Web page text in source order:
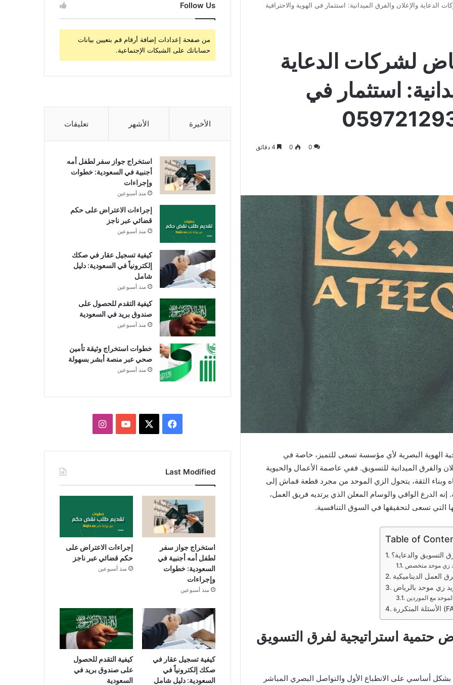
الدعاية والإعلان والفرق الميدانية: استثمار في الهوية والاحترافية
لشركات الدعاية
استثمار في
0
0
الهوية البصرية لأي مؤسسة تسعى للتميز، خاصة في
والفرق الميدانية للتسويق. ففي عاصمة الأعمال والحيوية
وبناء الثقة، يتحول الزي الموحد من مجرد قطعة قماش إلى
إنه الدرع الواقي والوسام المعلن الذي يرتديه فريق العمل،
التي تسعى لتحقيقها في السوق التنافسية.
Table of
التسويق والدعاية؟
زي موحد متخصص
العمل الديناميكية
زي موحد بالرياض
مع الموردين
حتمية استراتيجية لفرق التسويق
بشكل أساسي على الانطباع الأول والتواصل البصري المباشر
Follow Us
من صفحة إعدادات إضافة أرقام قم بتعيين بيانات
حساباتك على الشبكات الإجتماعية.
الأخيرة الأشهر تعليقات
استخراج جواز سفر لطفل أمه
أجنبية في السعودية: خطوات
وإجراءات
منذ أسبوعين
إجراءات الاعتراض على حكم
قضائي عبر ناجز
منذ أسبوعين
كيفية تسجيل عقار في صكك
إلكترونياً في السعودية: دليل
شامل
منذ أسبوعين
كيفية التقدم للحصول على
صندوق بريد في السعودية
منذ أسبوعين
خطوات استخراج وثيقة تأمين
صحي عبر منصة أبشر بسهولة
منذ أسبوعين
فيسبوك يوتيوبانستقرام
Last Modified
استخراج جواز سفر
لطفل أمه أجنبية في
السعودية: خطوات
وإجراءات
منذ أسبوعين
إجراءات الاعتراض على
حكم قضائي عبر ناجز
منذ أسبوعين
كيفية تسجيل عقار في
صكك إلكترونياً في
السعودية: دليل شامل
كيفية التقدم للحصول
على صندوق بريد في
السعودية